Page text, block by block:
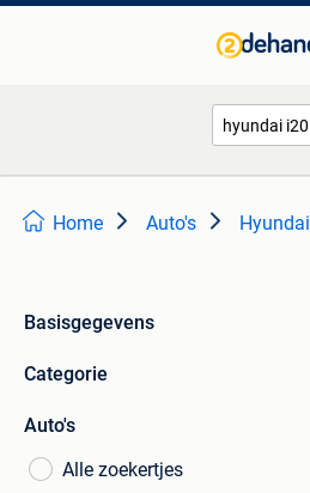
Home Auto's Hyundai
Basisgegevens
Categorie
Auto's
Alle zoekertjes